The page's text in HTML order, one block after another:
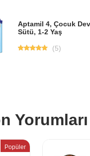
Aptamil 4, Çocuk
Sütü, 1-2 Yaş
(5)
Yorumları
Popüler